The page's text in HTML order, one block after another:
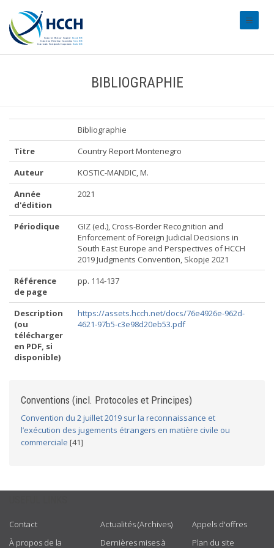
BIBLIOGRAPHIE
Bibliographie
Titre
Country Report Montenegro
Auteur
KOSTIC-MANDIC, M.
Année
d'édition
2021
Périodique
GIZ (ed.), Cross-Border Recognition and
Enforcement of Foreign Judicial Decisions in
South East Europe and Perspectives of HCCH
2019 Judgments Convention, Skopje 2021
Référence
de page
pp. 114-137
Description
(ou
télécharger
en PDF, si
disponible)
https://assets.hcch.net/docs/76e4926e-962d-
4621-97b5-c3e98d20eb53.pdf
Conventions (incl. Protocoles et Principes)
Convention du 2 juillet 2019 sur la reconnaissance et
l’exécution des jugements étrangers en matière civile ou
commerciale [41]
Contact
À propos de la
Actualités (Archives)
Dernières mises à
Appels d'offres
Plan du site